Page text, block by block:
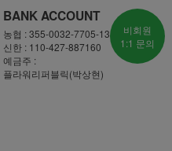
BANK ACCOUNT
농협 : 355-0032-7705-13
신한 : 110-427-887160
예금주 :
플라워리퍼블릭(박상현)
비회원
1:1 문의